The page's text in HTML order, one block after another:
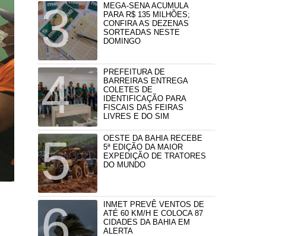
MEGA-SENA ACUMULA
PARA R$ 135 MILHÕES;
CONFIRA AS DEZENAS
SORTEADAS NESTE
DOMINGO
PREFEITURA DE
BARREIRAS ENTREGA
COLETES DE
IDENTIFICAÇÃO PARA
FISCAIS DAS FEIRAS
LIVRES E DO SIM
OESTE DA BAHIA RECEBE
5ª EDIÇÃO DA MAIOR
EXPEDIÇÃO DE TRATORES
DO MUNDO
INMET PREVÊ VENTOS DE
ATÉ 60 KM/H E COLOCA 87
CIDADES DA BAHIA EM
ALERTA